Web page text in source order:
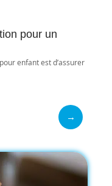
pour un
enfant est d’assurer